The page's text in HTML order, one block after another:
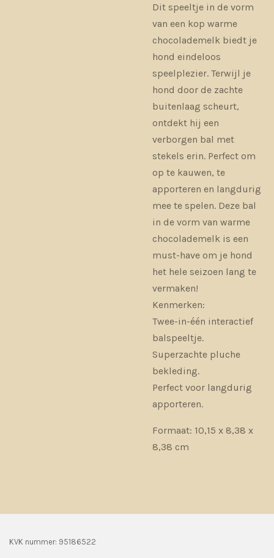
Dit speeltje in de vorm
van een kop warme
chocolademelk biedt je
hond eindeloos
speelplezier. Terwijl je
hond door de zachte
buitenlaag scheurt,
ontdekt hij een
verborgen bal met
stekels erin. Perfect om
op te kauwen, te
apporteren en langdurig
mee te spelen. Deze bal
in de vorm van warme
chocolademelk is een
must-have om je hond
het hele seizoen lang te
vermaken!
Kenmerken:
Twee-in-één interactief
balspeeltje.
Superzachte pluche
bekleding.
Perfect voor langdurig
apporteren.
Formaat: 10,15 x 8,38 x
8,38 cm
KVK nummer: 95186522